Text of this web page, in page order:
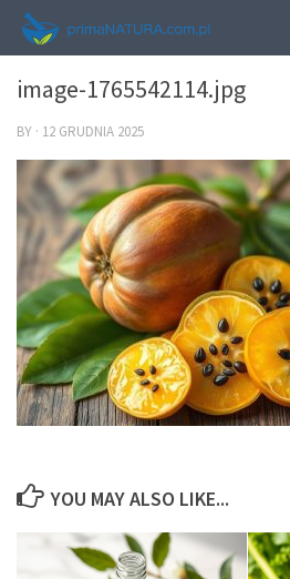
image-1765542114.jpg
BY · 12 GRUDNIA 2025
YOU MAY ALSO LIKE...